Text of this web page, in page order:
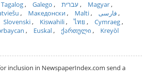
Tagalog Galego עברית
Magyar
Македонски Malti
فارسی
Slovenski Kiswahili ไทย
Cymraeg
Euskal ქართული
Kreyòl
inclusion in NewspaperIndex.com send a